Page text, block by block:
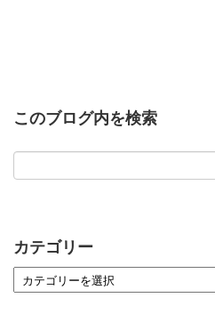
このブログ内を検索
カテゴリー